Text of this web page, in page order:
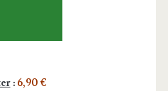
: 6,90 €